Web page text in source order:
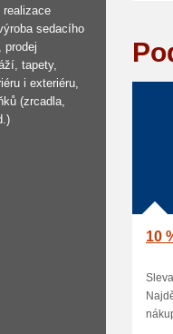
realizace
sedacího
prodej
tapety,
i exteriéru,
(zrcadla,
10